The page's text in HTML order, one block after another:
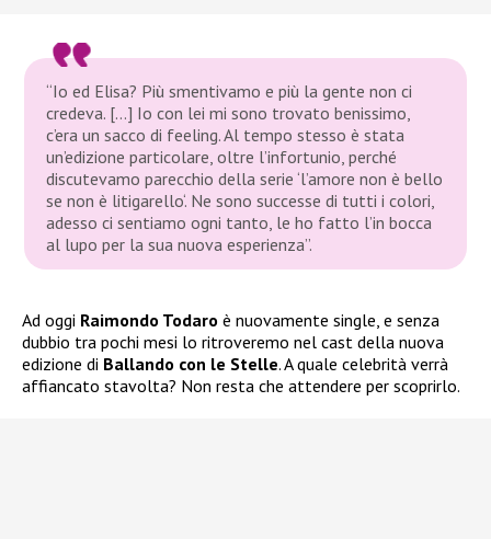
“Io ed Elisa? Più smentivamo e più la gente non ci
credeva. […] Io con lei mi sono trovato benissimo,
c’era un sacco di feeling. Al tempo stesso è stata
un’edizione particolare, oltre l’infortunio, perché
discutevamo parecchio della serie ‘l’amore non è bello
se non è litigarello‘. Ne sono successe di tutti i colori,
adesso ci sentiamo ogni tanto, le ho fatto l’in bocca
al lupo per la sua nuova esperienza”.
Ad oggi Raimondo Todaro è nuovamente single, e senza
dubbio tra pochi mesi lo ritroveremo nel cast della nuova
edizione di Ballando con le Stelle. A quale celebrità verrà
affiancato stavolta? Non resta che attendere per scoprirlo.